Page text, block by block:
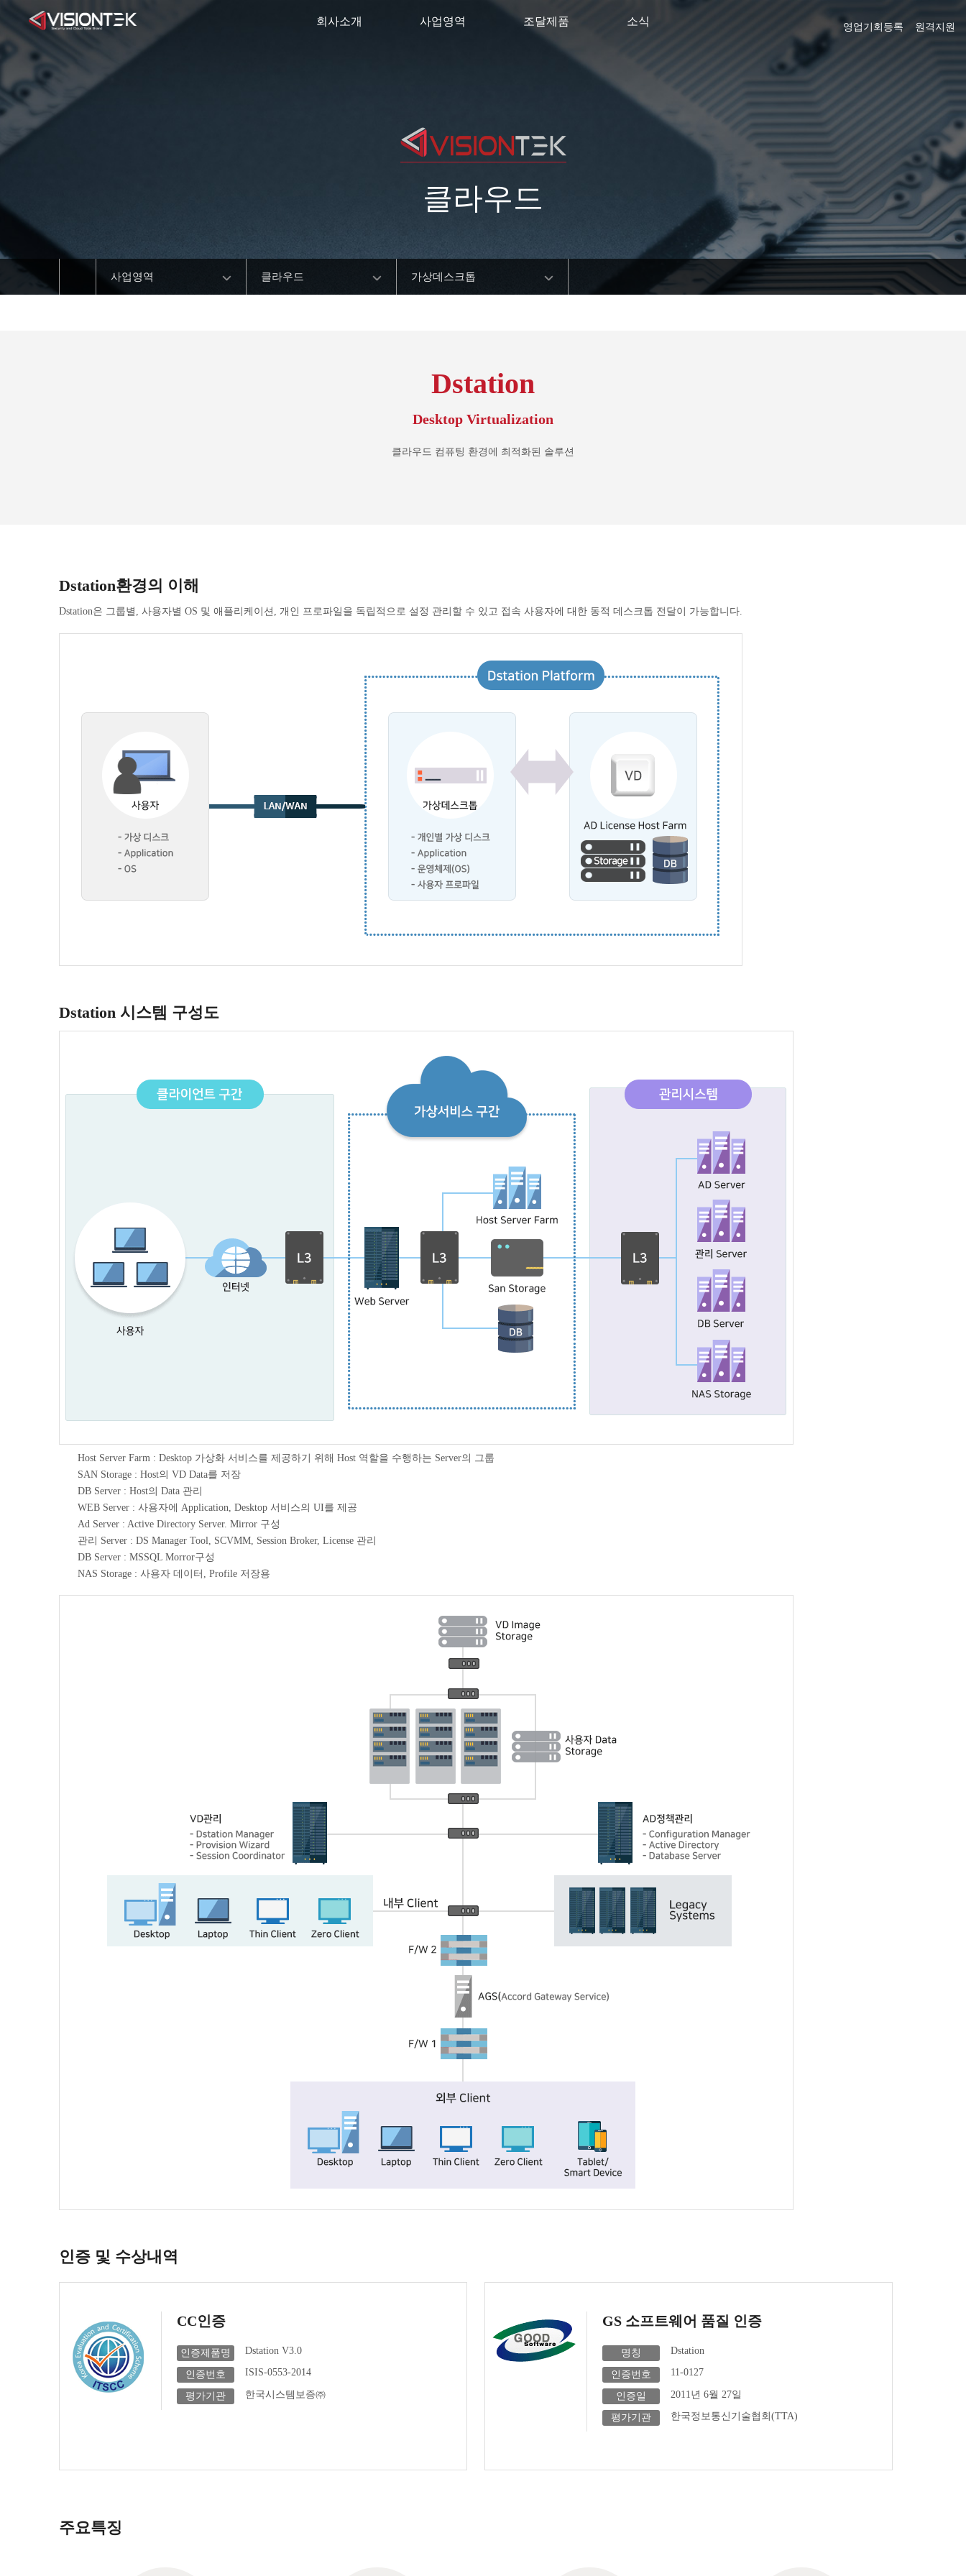
원격지원
영업기회등록
회사소개 사업영역 조달제품 소식
클라우드
사업영역 클라우드 가상데스크톱
Dstation
Desktop Virtualization
클라우드 컴퓨팅 환경에 최적화된 솔루션
Dstation환경의 이해
Dstation은 그룹별, 사용자별 OS 및 애플리케이션, 개인 프로파일을 독립적으로 설정 관리할 수 있고 접속 사용자에 대한 동적 데스크톱 전달이 가능합니다.
Dstation 시스템 구성도
Host Server Farm : Desktop 가상화 서비스를 제공하기 위해 Host 역할을 수행하는 Server의 그룹
SAN Storage : Host의 VD Data를 저장
DB Server : Host의 Data 관리
WEB Server : 사용자에 Application, Desktop 서비스의 UI를 제공
Ad Server : Active Directory Server. Mirror 구성
관리 Server : DS Manager Tool, SCVMM, Session Broker, License 관리
DB Server : MSSQL Morror구성
NAS Storage : 사용자 데이터, Profile 저장용
인증 및 수상내역
CC인증
인증제품명 Dstation V3.0
인증번호 ISIS-0553-2014
평가기관 한국시스템보증㈜
GS 소프트웨어 품질 인증
명칭 Dstation
인증번호 11-0127
인증일 2011년 6월 27일
평가기관 한국정보통신기술협회(TTA)
주요특징